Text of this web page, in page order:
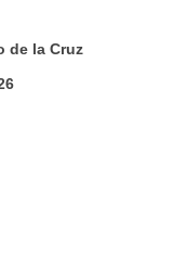
de la Cruz